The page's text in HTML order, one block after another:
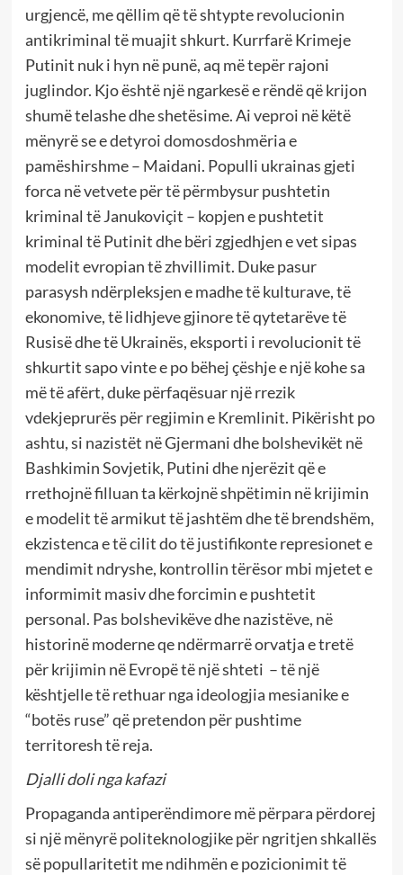
urgjencë, me qëllim që të shtypte revolucionin
antikriminal të muajit shkurt. Kurrfarë Krimeje
Putinit nuk i hyn në punë, aq më tepër rajoni
juglindor. Kjo është një ngarkesë e rëndë që krijon
shumë telashe dhe shetësime. Ai veproi në këtë
mënyrë se e detyroi domosdoshmëria e
pamëshirshme – Maidani. Populli ukrainas gjeti
forca në vetvete për të përmbysur pushtetin
kriminal të Janukoviçit – kopjen e pushtetit
kriminal të Putinit dhe bëri zgjedhjen e vet sipas
modelit evropian të zhvillimit. Duke pasur
parasysh ndërpleksjen e madhe të kulturave, të
ekonomive, të lidhjeve gjinore të qytetarëve të
Rusisë dhe të Ukrainës, eksporti i revolucionit të
shkurtit sapo vinte e po bëhej çëshje e një kohe sa
më të afërt, duke përfaqësuar një rrezik
vdekjeprurës për regjimin e Kremlinit. Pikërisht po
ashtu, si nazistët në Gjermani dhe bolshevikët në
Bashkimin Sovjetik, Putini dhe njerëzit që e
rrethojnë filluan ta kërkojnë shpëtimin në krijimin
e modelit të armikut të jashtëm dhe të brendshëm,
ekzistenca e të cilit do të justifikonte represionet e
mendimit ndryshe, kontrollin tërësor mbi mjetet e
informimit masiv dhe forcimin e pushtetit
personal. Pas bolshevikëve dhe nazistëve, në
historinë moderne qe ndërmarrë orvatja e tretë
për krijimin në Evropë të një shteti – të një
kështjelle të rethuar nga ideologjia mesianike e
“botës ruse” që pretendon për pushtime
territoresh të reja.
Djalli doli nga kafazi
Propaganda antiperëndimore më përpara përdorej
si një mënyrë politeknologjike për ngritjen shkallës
së popullaritetit me ndihmën e pozicionimit të